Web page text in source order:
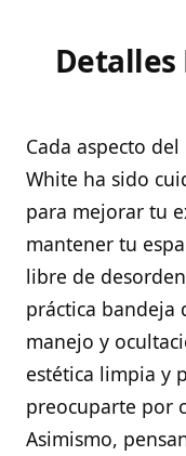
Detalles
Cada aspecto del
White ha sido
para mejorar tu
mantener tu
libre de
práctica bandeja
manejo y
estética limpia y
preocuparte por
Asimismo,